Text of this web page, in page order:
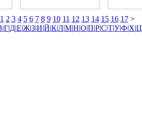
1 2 3 4 5 6 7 8 9 10 11 12 13 14 15 16 17>
|Г|Д|Е|Ж|З|И|Й|К|Л|М|Н|О|П|Р|С|Т|У|Ф|Х|Ц